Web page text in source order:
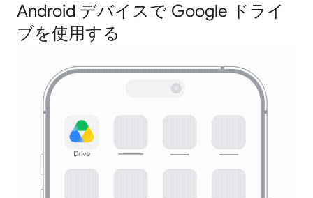
Android デバイスで Google ドライ
ブを使用する